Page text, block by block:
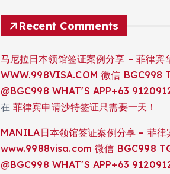
Recent Comments
马尼拉日本领馆签证案例分享 – 菲律宾
WWW.998VISA.COM 微信 BGC998
@BGC998 WHAT'S APP+63
在 菲律宾申请沙特签证只需要一天！
MANILA日本领馆签证案例分享 – 菲律
www.9988visa.com 微信 BGC998
@BGC998 WHAT'S APP+63